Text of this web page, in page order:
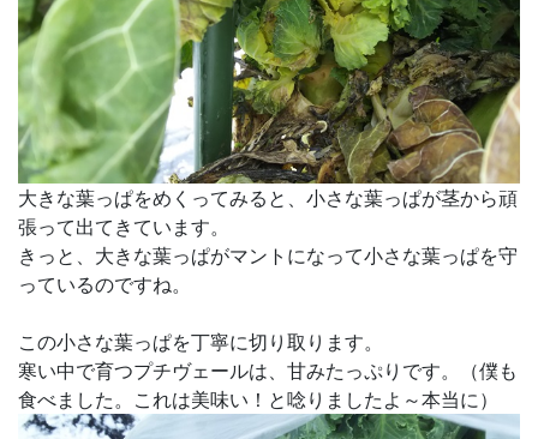
大きな葉っぱをめくってみると、小さな葉っぱが茎から頑
張って出てきています。
きっと、大きな葉っぱがマントになって小さな葉っぱを守
っているのですね。
この小さな葉っぱを丁寧に切り取ります。
寒い中で育つプチヴェールは、甘みたっぷりです。（僕も
食べました。これは美味い！と唸りましたよ～本当に）